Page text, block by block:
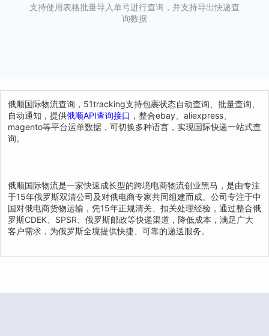
支持使用表格批量导入单号进行查询，并支持导出快递查
询数据
俄顺国际物流查询，51tracking支持包裹状态自动查询、批量查询、
自动通知，提供俄顺API查询接口 ，整合ebay、aliexpress、
magento等平台运单数据，可切换多种语言，实现国际快递一站式查
询。
俄顺国际物流是一家快速成长型的跨境电商物流创业黑马，是由专注
于15年俄罗斯双清公司及对俄电商专家共同组建而成。公司专注于中
国对俄电商货物运输，凭15年正规清关、扣关处理经验，通过整合俄
罗斯CDEK、SPSR、俄罗斯邮政等快递渠道，降低成本，满足广大
客户需求，为俄罗斯全境提供快捷、可靠的递送服务。